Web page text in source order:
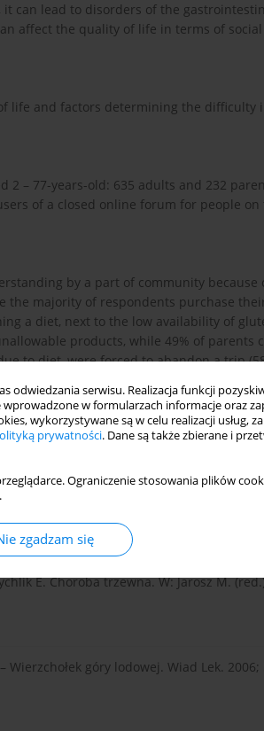
odwiedzania serwisu. Realizacja funkcji
w formularzach informacje oraz
wykorzystywane są w celu realizacji usług,
prywatności. Dane są także zbierane i
Ograniczenie stosowania plików
zgadzam się
can lead to disorders of the
affect the quality of life in terms of social
life and factors determining the difficulty
2 – 77-years-old: 635 adults and 232
of a closed online forum for people on
by a part of community because
the majority of respondents purchase
a diet, next to the low availability of
products, while 49% of parents
to diet, were forced to abandon a trip
refusal of admission to a nursery
to traveling, eating outside the home
are the cause for non-adherence to
E. Choroba trzewna. W: Jarosz M.
góry lodowej. Wiad Lek. 2006;